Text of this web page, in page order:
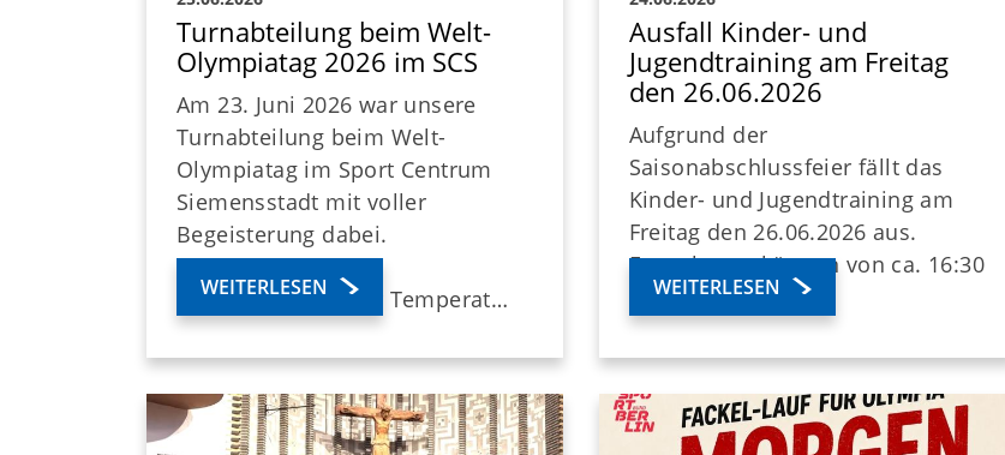
Turnabteilung beim Welt-
Olympiatag 2026 im SCS
Am 23. Juni 2026 war unsere
Turnabteilung beim Welt-
Olympiatag im Sport Centrum
Siemensstadt mit voller
Begeisterung dabei.
Trotz sommerlicher Temperat…
WEITERLESEN
Ausfall Kinder- und
Jugendtraining am Freitag
den 26.06.2026
Aufgrund der
Saisonabschlussfeier fällt das
Kinder- und Jugendtraining am
Freitag den 26.06.2026 aus.
Erwachsene können von ca. 16:30
Uhr - 21 Uhr tra…
WEITERLESEN